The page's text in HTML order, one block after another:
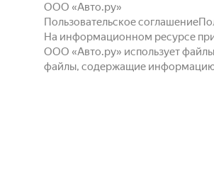
ООО «Авто.ру»
Пользовательское соглашение
На информационном ресурсе
ООО «Авто.ру» использует
файлы, содержащие